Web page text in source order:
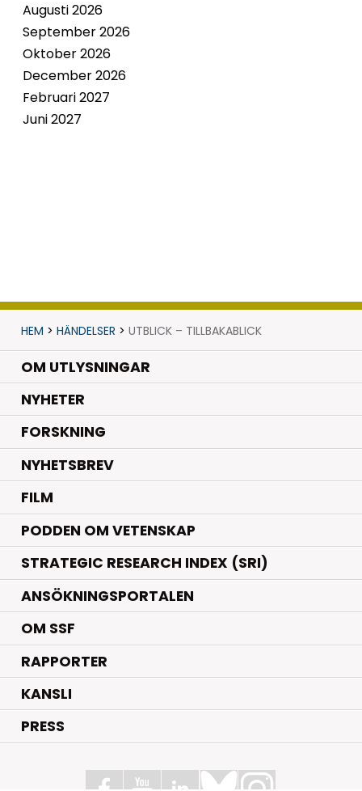
Augusti 2026
September 2026
Oktober 2026
December 2026
Februari 2027
Juni 2027
HEM > HÄNDELSER > UTBLICK – TILLBAKABLICK
OM UTLYSNINGAR
NYHETER.
FORSKNING.
NYHETSBREV
FILM
PODDEN OM VETENSKAP
STRATEGIC RESEARCH INDEX (SRI)
ANSÖKNINGSPORTALEN
OM SSF
RAPPORTER
KANSLI
PRESS